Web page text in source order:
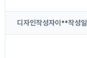
디자인작성자이**작성일